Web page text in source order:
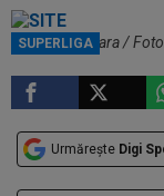
SUPERLIGA
Anderson Ceara /
Urmărește Digi